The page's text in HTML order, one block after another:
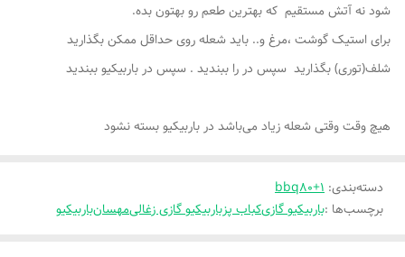
شود نه آتش مستقیم که بهترین طعم رو بهتون بده.
برای استیک گوشت ،مرغ و.. باید شعله روی حداقل ممکن بگذارید
شلف(توری) بگذارید سپس در را ببندید . سپس در باربیکیو ببندید
هیچ وقت وقتی شعله زیاد می‌باشد در باربیکیو بسته نشود
دسته‌بندی:
bbq80+1
برچسب‌ها :باربیکیو گازیکباب پزباربیکیو گازی زغالیمهسانباربیکیو